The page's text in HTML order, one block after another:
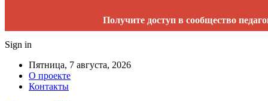
Получите доступ в сообщество
Sign in
Пятница, 7 августа, 2026
О проекте
Контакты